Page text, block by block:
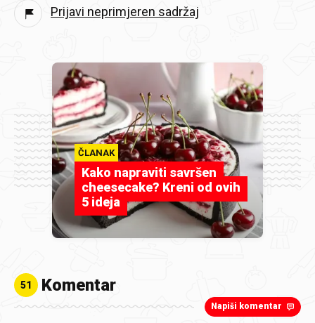
Prijavi neprimjeren sadržaj
ČLANAK
Kako napraviti savršen
cheesecake? Kreni od ovih
5 ideja
51 Komentar
Napiši komentar